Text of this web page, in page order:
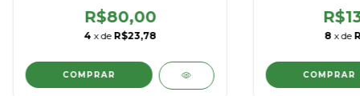
R$80,00
4 x de R$23,78 8 x de